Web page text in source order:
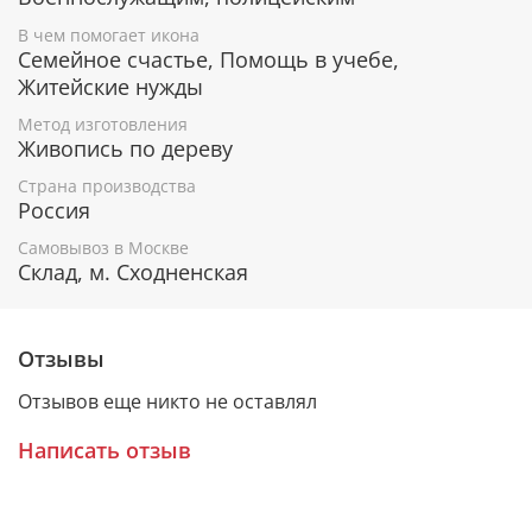
путь.
Помогает обрести внутреннюю гармонию,
мудрость и любовь к окружающим.
Дает силы на обретение знаний, помогает тем,
кому тяжело дается учеба.
Небесный покровитель мужчин, носящих имя
Вячеслав.
Гарантия подлинности
расписана вся информация об иконе:
Имя художника,
Гарантия соответствия канонам Православной
В чем помогает икона
Семейное счастье, Помощь в учебе,
Житейские нужды
Метод изготовления
Живопись по дереву
Страна производства
Россия
Самовывоз в Москве
Склад, м. Сходненская
Отзывы
Отзывов еще никто не оставлял
Написать отзыв